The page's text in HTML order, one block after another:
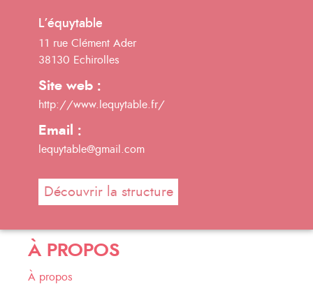
L’équytable
11 rue Clément Ader
38130 Echirolles
Site web :
http://www.lequytable.fr/
Email :
lequytable@gmail.com
Découvrir la structure
À PROPOS
À propos